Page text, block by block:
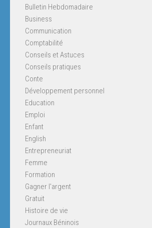
Bulletin Hebdomadaire
Business
Communication
Comptabilité
Conseils et Astuces
Conseils pratiques
Conte
Développement personnel
Education
Emploi
Enfant
English
Entrepreneuriat
Femme
Formation
Gagner l'argent
Gratuit
Histoire de vie
Journaux Béninois